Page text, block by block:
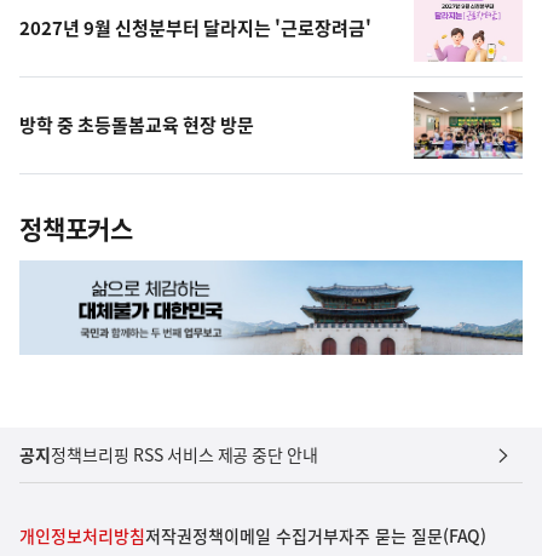
2027년 9월 신청분부터 달라지는 '근로장려금'
방학 중 초등돌봄교육 현장 방문
정책포커스
공지정책브리핑 RSS 서비스 제공 중단 안내
개인정보처리방침저작권정책이메일 수집거부자주 묻는 질문(FAQ)